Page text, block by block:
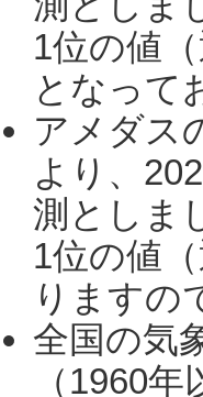
1位の値
となって
アメダス
より、
測としま
1位の値
りますの
全国の気
（1960